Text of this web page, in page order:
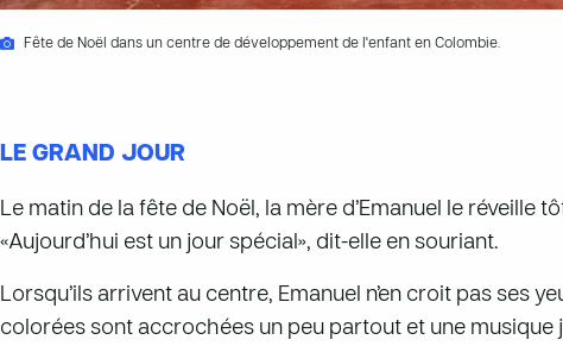
Fête de Noël dans un centre de développement de l'enfant en Colombie.
LE GRAND JOUR
Le matin de la fête de Noël, la mère d’Emanuel le réveille
«Aujourd’hui est un jour spécial», dit-elle en souriant.
Lorsqu’ils arrivent au centre, Emanuel n’en croit pas ses
colorées sont accrochées un peu partout et une